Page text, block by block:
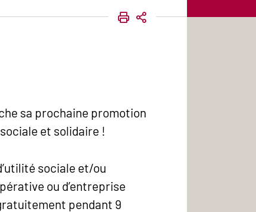
IMPRIMER
PARTAGER
sa prochaine promotion
et solidaire !
sociale et/ou
ou d’entreprise
pendant 9